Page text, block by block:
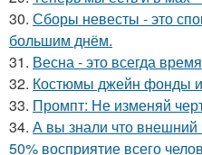
30. Сборы невесты - это
большим днём.
31. Весна - это всегда
32. Костюмы джейн фонды
33. Промпт: Не изменяй
34. А вы знали что внешний
50% восприятие всего